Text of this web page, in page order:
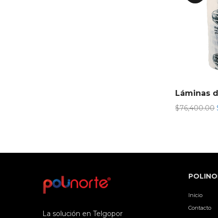
$76,400.00
La solución en Telgopor
Inicio
Contacto